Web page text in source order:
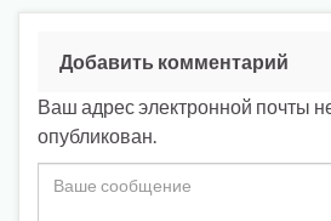
Добавить комментарий
Ваш адрес электронной почты
опубликован.